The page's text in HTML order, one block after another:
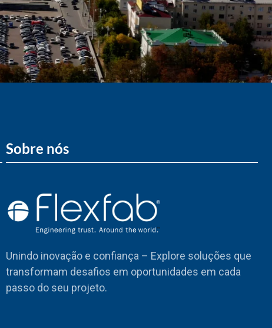
Sobre nós
Unindo inovação e confiança – Explore soluções que
transformam desafios em oportunidades em cada
passo do seu projeto.